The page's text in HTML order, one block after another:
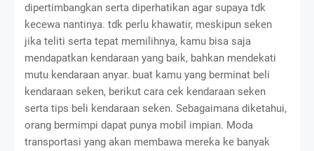
dipertimbangkan serta diperhatikan agar supaya tdk
kecewa nantinya. tdk perlu khawatir, meskipun seken
jika teliti serta tepat memilihnya, kamu bisa saja
mendapatkan kendaraan yang baik, bahkan mendekati
mutu kendaraan anyar. buat kamu yang berminat beli
kendaraan seken, berikut cara cek kendaraan seken
serta tips beli kendaraan seken. Sebagaimana diketahui,
orang bermimpi dapat punya mobil impian. Moda
transportasi yang akan membawa mereka ke banyak